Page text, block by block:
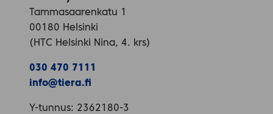
Tammasaarenkatu 1
00180 Helsinki
(HTC Helsinki Nina, 4. krs)
030 470 7111
info@tiera.fi
Y-tunnus: 2362180-3